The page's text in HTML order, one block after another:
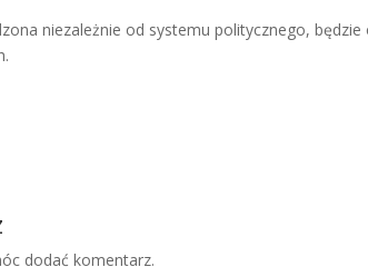
niezależnie od systemu politycznego,
dodać komentarz.